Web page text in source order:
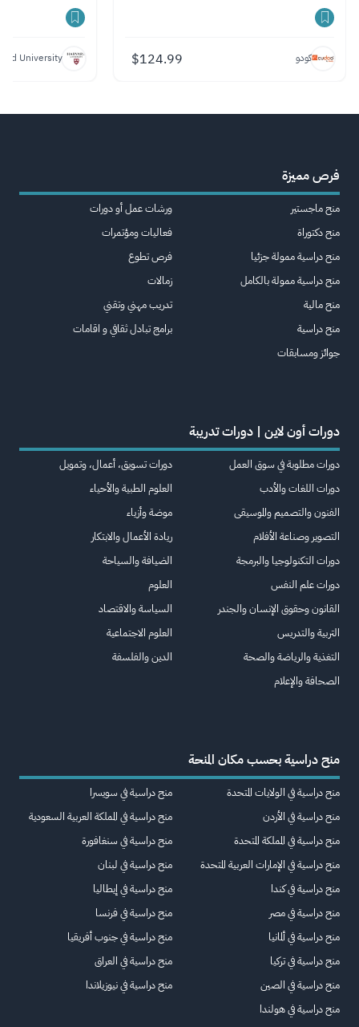
كودو $124.99
University
فرص مميزة
منح ماجستير
منح دكتوراة
منح دراسية ممولة جزئيا
منح دراسية ممولة بالكامل
منح مالية
منح دراسية
جوائز ومسابقات
ورشات عمل أو دورات
فعاليات ومؤتمرات
فرص تطوع
زمالات
تدريب مهني وتقني
برامج تبادل ثقافي و اقامات
دورات أون لاين | دورات تدريبة
دورات مطلوبة في سوق العمل
دورات اللغات والأدب
الفنون والتصميم والموسيقى
التصوير وصناعة الأفلام
دورات التكنولوجيا والبرمجة
دورات علم النفس
القانون وحقوق الإنسان والجندر
التربية والتدريس
التغذية والرياضة والصحة
الصحافة والإعلام
دورات تسويق، أعمال، وتمويل
العلوم الطبية والأحياء
موضة وأزياء
ريادة الأعمال والابتكار
الضيافة والسياحة
العلوم
السياسة والاقتصاد
العلوم الاجتماعية
الدين والفلسفة
منح دراسية بحسب مكان المنحة
منح دراسية في الولايات المتحدة
منح دراسية في الأردن
منح دراسية في المملكة المتحدة
منح دراسية في الإمارات العربية المتحدة
منح دراسية في كندا
منح دراسية في مصر
منح دراسية في ألمانيا
منح دراسية في تركيا
منح دراسية في الصين
منح دراسية في هولندا
منح دراسية في سويسرا
منح دراسية في المملكة العربية السعودية
منح دراسية في سنغافورة
منح دراسية في لبنان
منح دراسية في إيطاليا
منح دراسية في فرنسا
منح دراسية في جنوب أفريقيا
منح دراسية في العراق
منح دراسية في نيوزيلاندا